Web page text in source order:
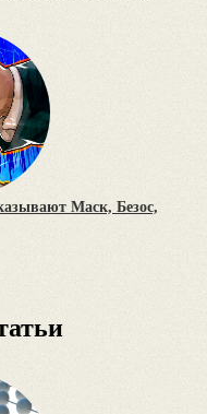
Маск, Безос,